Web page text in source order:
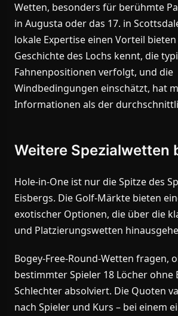
Wetten, besonders für berühmte
in Augusta oder das 17. in
lokale Expertise einen Vorteil
Geschichte des Lochs kennt, die
Fahnenpositionen verfolgt, und die
Windbedingungen einschätzt, hat
Informationen als der
Weitere Spezialwetten
Hole-in-One ist nur die Spitze des
Eisbergs. Die Golf-Märkte bieten
exotischer Optionen, die über die
und Platzierungswetten
Bogey-Free-Round-Wetten fragen,
bestimmter Spieler 18 Löcher ohne
Schlechter absolviert. Die Quoten
nach Spieler und Kurs – bei einem